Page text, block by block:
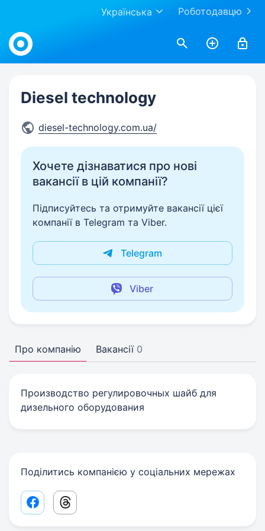
Роботодавцю
Українська
Work.ua
Diesel technology
diesel-technology.com.ua/
Хочете дізнаватися про нові
вакансії в цій компанії?
Підписуйтесь та отримуйте вакансії цієї
компанії в Telegram та Viber.
Telegram
Viber
Про компанію Вакансії 0
Производство регулировочных шайб для
дизельного оборудования
Поділитись компанією у соціальних мережах
Facebook share link
Threads share link